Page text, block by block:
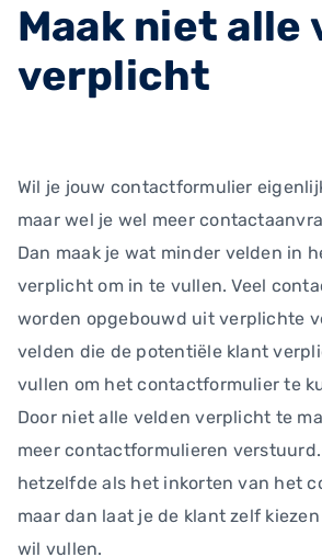
Maak niet alle
verplicht
Wil je jouw contactformulier
maar wel je wel meer
Dan maak je wat minder velden in
verplicht om in te vullen. Veel
worden opgebouwd uit verplichte
velden die de potentiële klant
vullen om het contactformulier te
Door niet alle velden verplicht te
meer contactformulieren
hetzelfde als het inkorten van het
maar dan laat je de klant zelf
wil vullen.